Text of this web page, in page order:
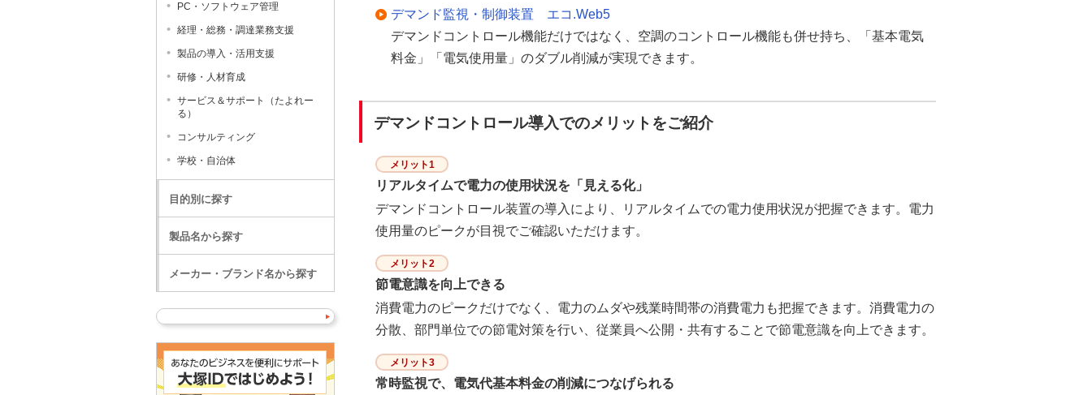
デマンド監視・制御装置 エコ.Web5
デマンドコントロール機能だけではなく、空調のコントロール機能も併せ持ち、「基本電気
料金」「電気使用量」のダブル削減が実現できます。
デマンドコントロール導入でのメリットをご紹介
メリット1
リアルタイムで電力の使用状況を「見える化」
デマンドコントロール装置の導入により、リアルタイムでの電力使用状況が把握できます。電力
使用量のピークが目視でご確認いただけます。
メリット2
節電意識を向上できる
消費電力のピークだけでなく、電力のムダや残業時間帯の消費電力も把握できます。消費電力の
分散、部門単位での節電対策を行い、従業員へ公開・共有することで節電意識を向上できます。
メリット3
常時監視で、電気代基本料金の削減につなげられる
PC・ソフトウェア管理
経理・総務・調達業務支援
製品の導入・活用支援
研修・人材育成
サービス＆サポート（たよれー
る）
コンサルティング
学校・自治体
目的別に探す
製品名から探す
メーカー・ブランド名から探す